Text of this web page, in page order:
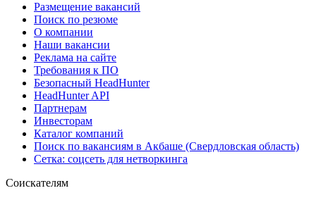
Размещение вакансий
Поиск по резюме
О компании
Наши вакансии
Реклама на сайте
Требования к ПО
Безопасный HeadHunter
HeadHunter API
Партнерам
Инвесторам
Каталог компаний
Поиск по вакансиям в Акбаше (Свердловская область)
Сетка: соцсеть для нетворкинга
Соискателям